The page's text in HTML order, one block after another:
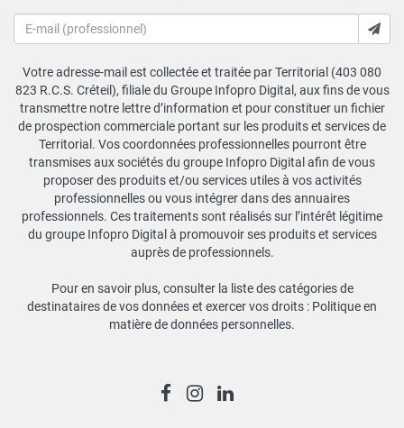
Votre adresse-mail est collectée et traitée par Territorial (403 080
823 R.C.S. Créteil), filiale du Groupe Infopro Digital, aux fins de vous
transmettre notre lettre d’information et pour constituer un fichier
de prospection commerciale portant sur les produits et services de
Territorial. Vos coordonnées professionnelles pourront être
transmises aux sociétés du groupe Infopro Digital afin de vous
proposer des produits et/ou services utiles à vos activités
professionnelles ou vous intégrer dans des annuaires
professionnels. Ces traitements sont réalisés sur l’intérêt légitime
du groupe Infopro Digital à promouvoir ses produits et services
auprès de professionnels.
Pour en savoir plus, consulter la liste des catégories de
destinataires de vos données et exercer vos droits : Politique en
matière de données personnelles.